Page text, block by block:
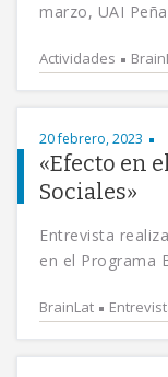
marzo, UAI
Actividades
20 febrero, 2023
«Efecto en
Sociales»
Entrevista
en el Programa
BrainLat